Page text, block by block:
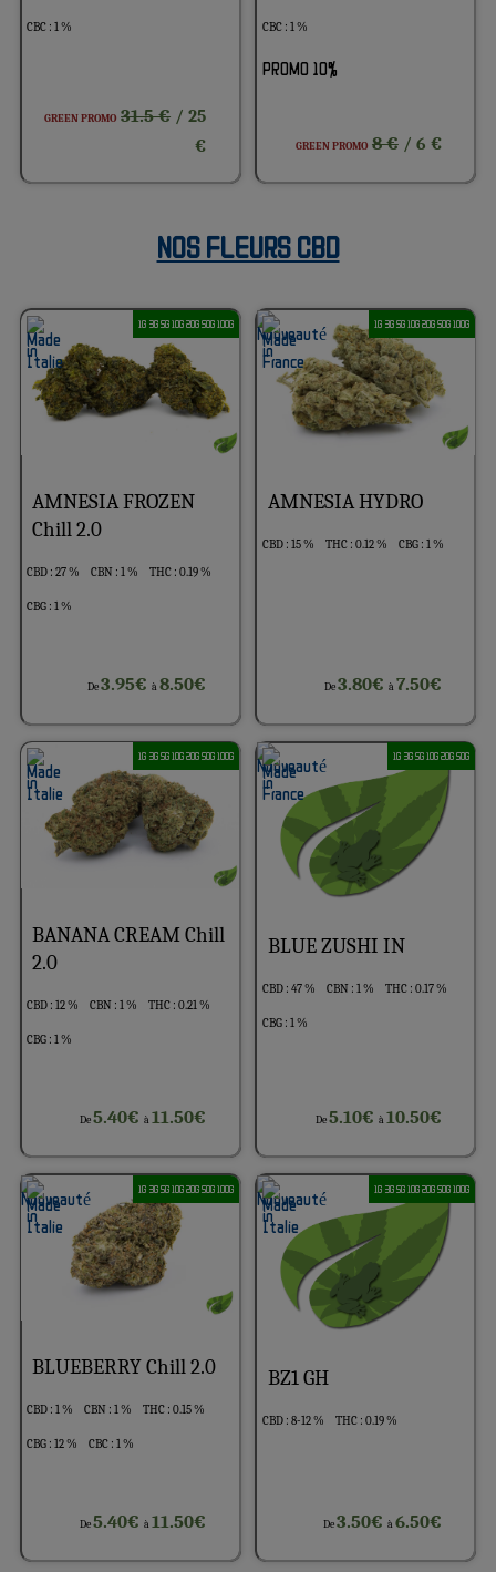
CBC : 1 %
GREEN PROMO 31.5 € / 25
€
CBC : 1 %
PROMO 10%
GREEN PROMO 8 €/ 6 €
NOS FLEURS CBD
1G 3G 5G 10G 20G 50G 100G
AMNESIA FROZEN
Chill 2.0
CBD : 27 % CBN : 1 % THC : 0.19 %
CBG : 1 %
De3.95€à8.50€
1G 3G 5G 10G 20G 50G 100G
AMNESIA HYDRO
CBD : 15 % THC : 0.12 % CBG : 1 %
De3.80€ à7.50€
1G 3G 5G 10G 20G 50G 100G
BANANA CREAM Chill
2.0
CBD : 12 % CBN : 1 % THC : 0.21 %
CBG : 1 %
De5.40€à11.50€
1G 3G 5G 10G 20G 50G
BLUE ZUSHI IN
CBD : 47 % CBN : 1 % THC : 0.17 %
CBG : 1 %
De5.10€ à10.50€
1G 3G 5G 10G 20G 50G 100G
BLUEBERRY Chill 2.0
CBD : 1 % CBN : 1 % THC : 0.15 %
CBG : 12 % CBC : 1 %
De5.40€à11.50€
1G 3G 5G 10G 20G 50G 100G
BZ1 GH
CBD : 8-12 % THC : 0.19 %
De3.50€ à6.50€